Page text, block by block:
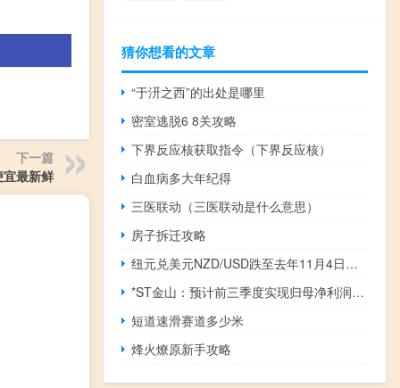
下一篇
最新鲜
猜你想看的文章
“于汧之西”的出处是哪里
密室逃脱6 8关攻略
下界反应核获取指令（下界反应核）
白血病多大年纪得
三医联动（三医联动是什么意思）
房子拆迁攻略
纽元兑美元NZD/USD跌至去年11月4日以来新低现报0.5833日内跌0.38%
*ST金山：预计前三季度实现归母净利润21.22亿元-22.22亿元
短道速滑赛道多少米
烽火燎原新手攻略